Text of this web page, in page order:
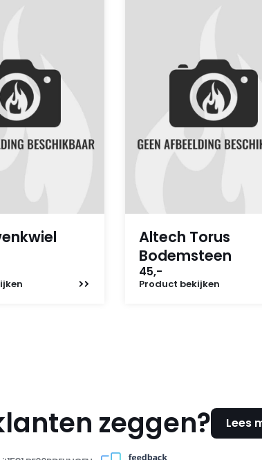
Altech Torus
Bodemsteen
45,-
Product bekijken
zeggen? Lees